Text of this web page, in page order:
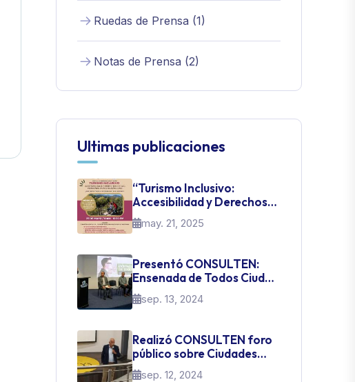
Ruedas de Prensa (1)
Notas de Prensa (2)
Ultimas publicaciones
“Turismo Inclusivo:
Accesibilidad y Derechos
de las Personas con
Discapacidad”
may. 21, 2025
Presentó CONSULTEN:
Ensenada de Todos Ciudad
Inteligente
sep. 13, 2024
Realizó CONSULTEN foro
público sobre Ciudades
Inteligentes
sep. 12, 2024